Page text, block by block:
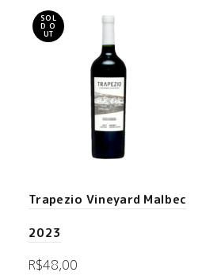
SOL
D O
UT
Trapezio Vineyard Malbec
2023
R$48,00